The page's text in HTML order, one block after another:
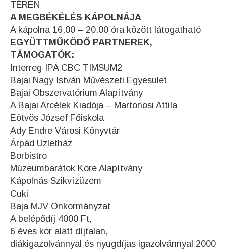
TÉREN
A MEGBÉKÉLÉS KÁPOLNÁJA
A kápolna 16.00 – 20.00 óra között látogatható
EGYÜTTMŰKÖDŐ PARTNEREK,
TÁMOGATÓK:
Interreg-IPA CBC TIMSUM2
Bajai Nagy István Művészeti Egyesület
Bajai Obszervatórium Alapítvány
A Bajai Arcélek Kiadója – Martonosi Attila
Eötvös József Főiskola
Ady Endre Városi Könyvtár
Árpád Üzletház
Borbistro
Múzeumbarátok Köre Alapítvány
Kápolnás Szikvízüzem
Cuki
Baja MJV Önkormányzat
A belépődíj 4000 Ft,
6 éves kor alatt díjtalan,
diákigazolvánnyal és nyugdíjas igazolvánnyal 2000